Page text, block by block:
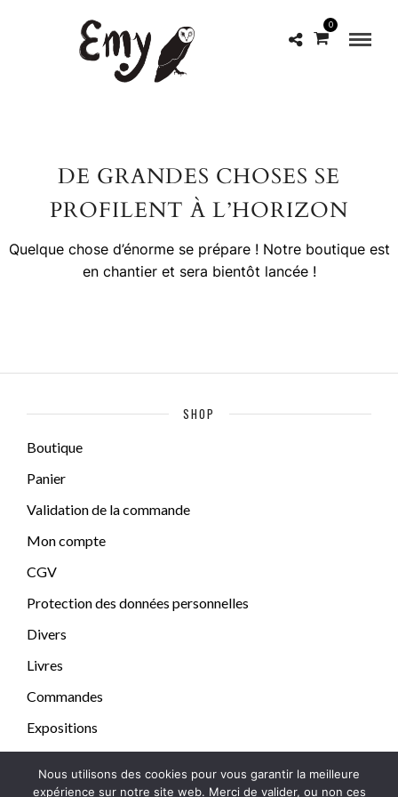
0
DE GRANDES CHOSES SE
PROFILENT À L’HORIZON
Quelque chose d’énorme se prépare ! Notre boutique est
en chantier et sera bientôt lancée !
SHOP
Boutique
Panier
Validation de la commande
Mon compte
CGV
Protection des données personnelles
Divers
Livres
Commandes
Expositions
Nous utilisons des cookies pour vous garantir la meilleure
expérience sur notre site web. Merci de valider, ou non ces